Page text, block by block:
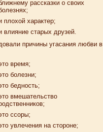
рассказки о своих
плохой характер;
влияние старых друзей.
причины угасания любви в
время;
болезни;
бедность;
вмешательство
ссоры;
увлечения на стороне;